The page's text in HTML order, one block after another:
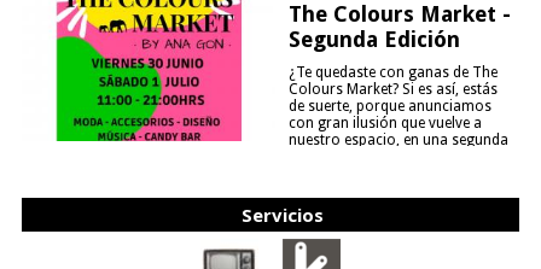
The Colours Market -
Segunda Edición
¿Te quedaste con ganas de The
Colours Market? Si es así, estás
de suerte, porque anunciamos
con gran ilusión que vuelve a
nuestro espacio, en una segunda
Servicios